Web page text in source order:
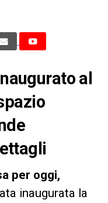
al
per oggi,
inaugurata la